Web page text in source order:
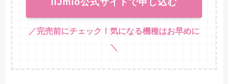
IIJmio公式サイトで申し込む
／完売前にチェック！気になる機種はお早めに
＼